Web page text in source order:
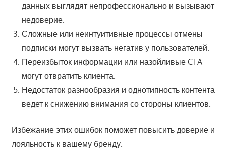
данных выглядят непрофессионально и вызывают
недоверие.
Сложные или неинтуитивные процессы отмены
подписки могут вызвать негатив у пользователей.
Переизбыток информации или назойливые CTA
могут отвратить клиента.
Недостаток разнообразия и однотипность контента
ведет к снижению внимания со стороны клиентов.
Избежание этих ошибок поможет повысить доверие и
лояльность к вашему бренду.